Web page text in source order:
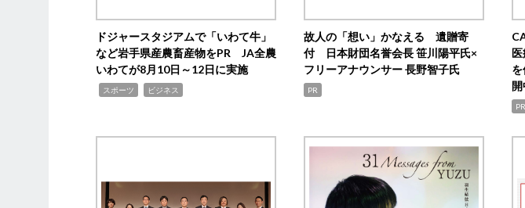
ドジャースタジアムで「いわて牛」
など岩手県産農畜産物をPR JA全農
いわてが8月10日～12日に実施
スポーツ ビジネス
故人の「想い」かなえる 遺贈寄
付 日本財団名誉会長 笹川陽平氏×
フリーアナウンサー 長野智子氏
PR
開
PR